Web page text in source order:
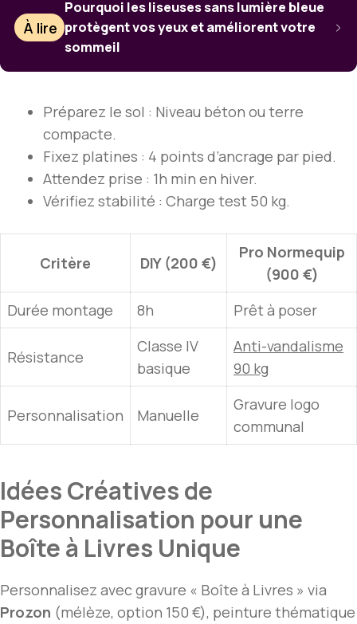
À lire
Pourquoi les liseuses sans lumière bleue
protègent vos yeux et améliorent votre
sommeil
Préparez le sol : Niveau béton ou terre
compacte.
Fixez platines : 4 points d’ancrage par pied.
Attendez prise : 1h min en hiver.
Vérifiez stabilité : Charge test 50 kg.
Critère DIY (200 €)
Pro Normequip
(900 €)
Durée montage
8h Prêt à poser
Résistance
Classe IV
basique
Anti-vandalisme
90 kg
Personnalisation Manuelle
Gravure logo
communal
Idées Créatives de
Personnalisation pour une
Boîte à Livres Unique
Personnalisez avec gravure « Boîte à Livres » via
Prozon (mélèze, option 150 €), peinture thématique